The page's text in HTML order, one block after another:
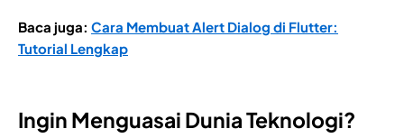
Baca juga: Cara Membuat Alert Dialog di Flutter:
Tutorial Lengkap
Ingin Menguasai Dunia Teknologi?